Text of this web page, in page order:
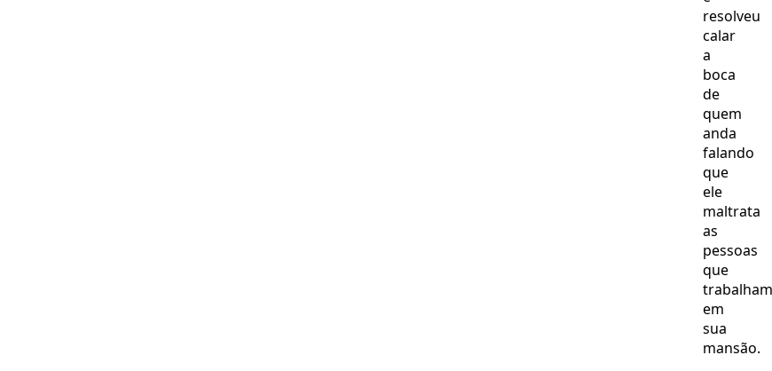
resolveu
calar
a
boca
de
quem
anda
falando
que
ele
maltrata
as
pessoas
que
trabalham
em
sua
mansão.